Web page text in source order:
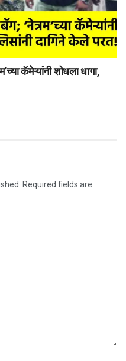
कॅमेऱ्यांनी शोधला धागा,
Required fields are